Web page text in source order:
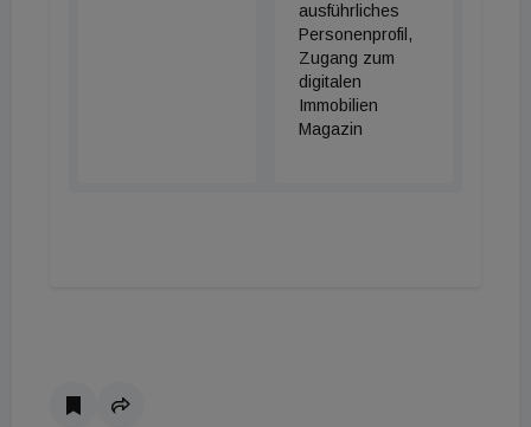
ausführliches
Personenprofil,
Zugang zum
digitalen
Immobilien
Magazin